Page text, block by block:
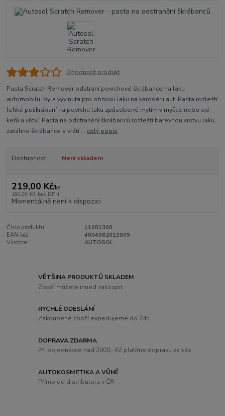
Ohodnotit produkt
Pasta Scratch Remover odstraní povrchové škrábance na laku
automobilu, byla vyvinuta pro obnovu laku na karosérii aut. Pasta rozleští
lehké poškrábaní na povrchu laku způsobené mytím v myčce nebo od
keřů a větví. Pasta na odstranění škrábanců rozleští barevnou vrstvu laku,
zatáhne škrábance a vrátí ... celý popis
Dostupnost Není skladem
219,00 Kč/ks
180,99 Kč bez DPH
Momentálně není k dispozici
Číslo produktu:
11001300
EAN kód:
4004982013009
Výrobce:
AUTOSOL
VĚTŠINA PRODUKTŮ SKLADEM
Zboží můžete ihned zakoupit.
RYCHLÉ ODESLÁNÍ
Zakoupené zboží expedujeme do 24h.
DOPRAVA ZDARMA
Při objednávce nad 2000,- Kč platíme dopravu za vás.
AUTOKOSMETIKA A VŮNĚ
Přímo od distributora v ČR